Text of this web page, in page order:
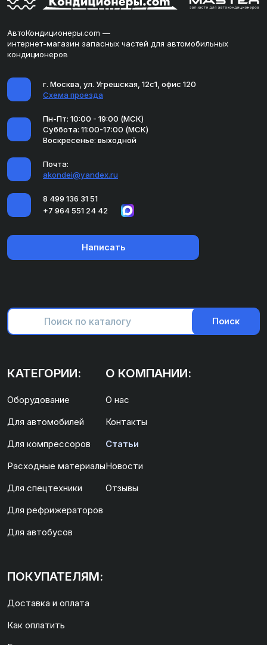
АвтоКондиционеры.com —
интернет-магазин запасных частей для автомобильных
кондиционеров
г. Москва, ул. Угрешская, 12с1, офис 120
Схема проезда
Пн-Пт: 10:00 - 19:00 (МСК)
Суббота: 11:00-17:00 (МСК)
Воскресенье: выходной
Почта:
akondei@yandex.ru
8 499 136 31 51
+7 964 551 24 42
Написать
Поиск
КАТЕГОРИИ:
Оборудование
Для автомобилей
Для компрессоров
Расходные материалы
Для спецтехники
Для рефрижераторов
Для автобусов
О КОМПАНИИ:
О нас
Контакты
Статьи
Новости
Отзывы
ПОКУПАТЕЛЯМ:
Доставка и оплата
Как оплатить